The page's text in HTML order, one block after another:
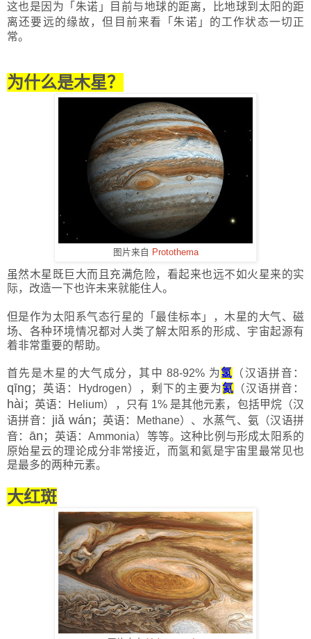
这也是因为 「 朱诺 」
目前与地球的距离，比地球到太阳的距
离还要远的缘故，但目前来看
「 朱诺 」 的工作状态一切正
常。
为什么是木星？
图片来自 Protothema
虽然木星既巨大而且充满危险，看起来也远不如火星来的实
际，改造一下也许未来就能住人。
但是作为太阳系气态行星的 「最佳标本 」
，木星的大气、磁
场、各种环境情况都对人类了解太阳系的形成、宇宙起源有
着非常重要的帮助。
首先是木星的大气成分，其中 88-92% 为氢 （汉语拼音：
qīng ；英语：Hydrogen），剩下的主要为氦 （汉语拼音：
hài ；英语：Helium），只有 1% 是其他元素，包括甲烷（汉
语拼音： jiǎ wán ；英语：Methane）、水蒸气、氨（汉语拼
音：ān ；英语：Ammonia）等等。这种比例与形成太阳系的
原始星云的理论成分非常接近，而氢和氦是宇宙里最常见也
是最多的两种元素。
大红斑